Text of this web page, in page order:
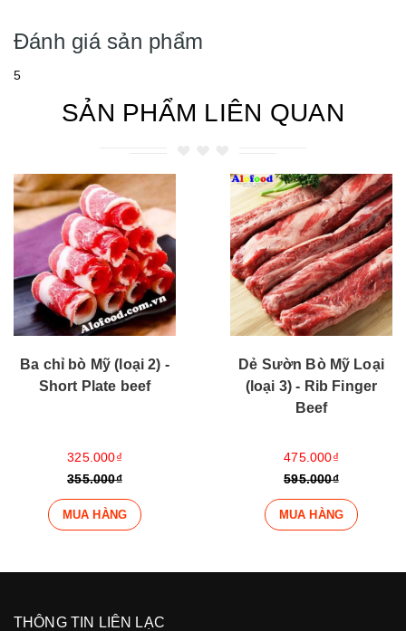
Đánh giá sản phẩm
5
SẢN PHẨM LIÊN QUAN
Dẻ Sườn Bò Mỹ Loại
(loại 3) - Rib Finger
475.000₫
595.000₫
MUA HÀNG
Dẻ Sườn Bò Mỹ Loại
(loại 2) - Rib Finger
Beef
475.000₫
595.000₫
MUA HÀNG
THÔNG TIN LIÊN LẠC